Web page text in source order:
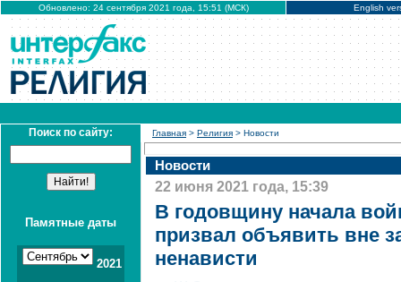
Обновлено: 24 сентября 2021 года, 15:51 (МСК) English
Поиск по сайту:
Памятные даты
2021
Главная > Религия > Новости
Новости
22 июня 2021 года, 15:39
В годовщину начала
призвал объявить вне
ненависти